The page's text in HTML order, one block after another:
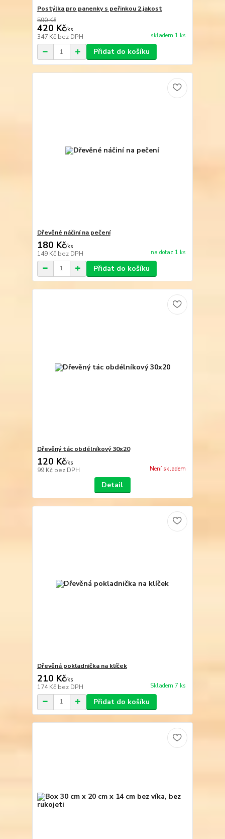
Postýlka pro panenky s peřinkou 2.jakost
590 Kč
420 Kč/ks
347 Kč bez DPH skladem 1 ks
Přidat do košíku
Dřevěné náčiní na pečení
180 Kč/ks
149 Kč bez DPH na dotaz 1 ks
Přidat do košíku
Dřevěný tác obdélníkový 30x20
120 Kč/ks
99 Kč bez DPH Není skladem
Detail
Dřevěná pokladnička na klíček
210 Kč/ks
174 Kč bez DPH Skladem 7 ks
Přidat do košíku